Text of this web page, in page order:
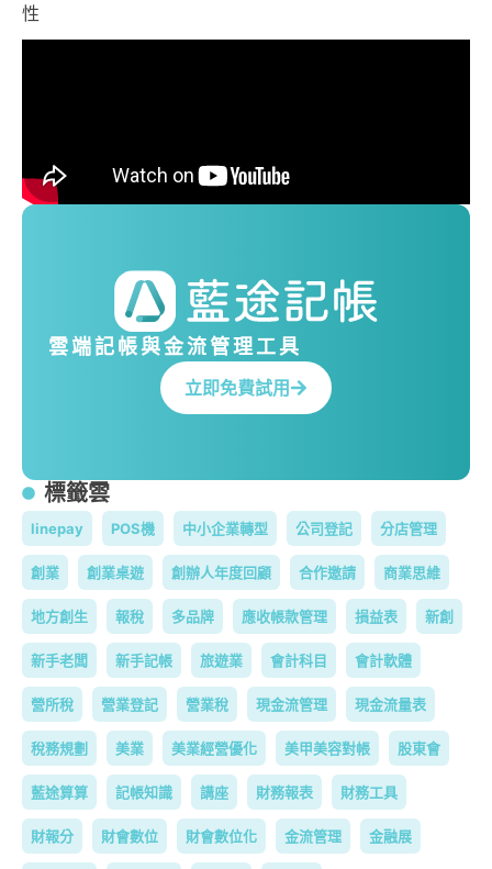
性
雲端記帳與金流管理工具
立即免費試用
標籤雲
linepay POS機 中小企業轉型 公司登記 分店管理
創業 創業桌遊 創辦人年度回顧 合作邀請 商業思維
地方創生 報稅 多品牌 應收帳款管理 損益表 新創
新手老闆 新手記帳 旅遊業 會計科目 會計軟體
營所稅 營業登記 營業稅 現金流管理 現金流量表
稅務規劃 美業 美業經營優化 美甲美容對帳 股東會
藍途算算 記帳知識 講座 財務報表 財務工具
財報分 財會數位 財會數位化 金流管理 金融展